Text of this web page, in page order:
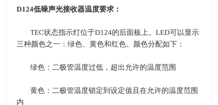
D124低噪声光接收器温度要求：
TEC状态指示灯位于D124的后面板上。LED可以显示
三种颜色之一：绿色、黄色和红色。颜色分配如下：
绿色：二极管温度过低，超出允许的温度范围
黄色：二极管温度锁定到设定值且在允许的温度范围
内